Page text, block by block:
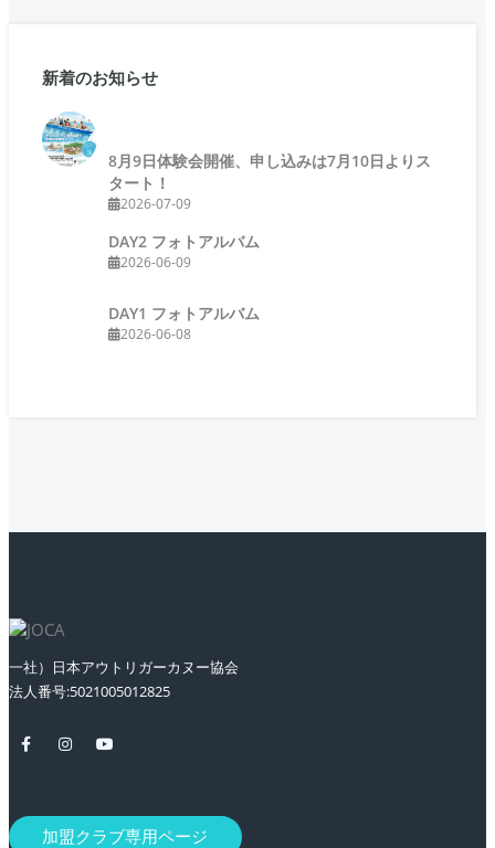
新着のお知らせ
8月9日体験会開催、申し込みは7月10日よりス
タート！
2026-07-09
DAY2 フォトアルバム
2026-06-09
DAY1 フォトアルバム
2026-06-08
一社）日本アウトリガーカヌー協会
法人番号:5021005012825
加盟クラブ専用ページ